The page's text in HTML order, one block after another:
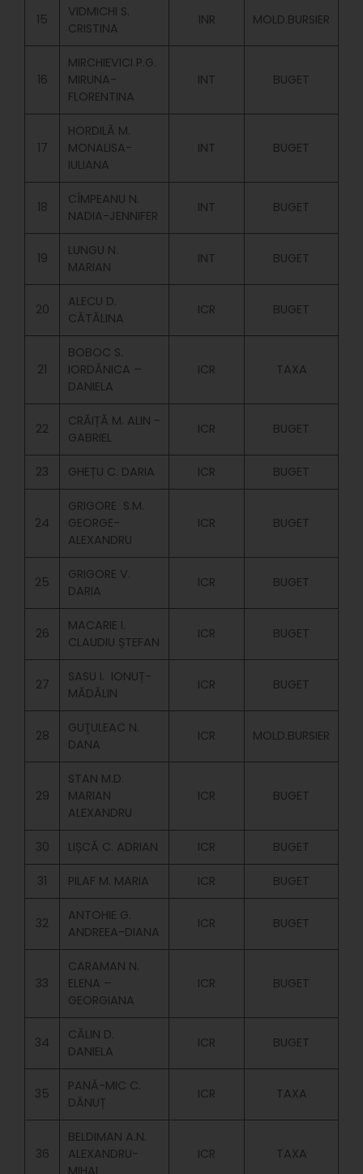
15
VIDMICHI S.
CRISTINA
INR MOLD.BURSIER
16
MIRCHIEVICI P.G.
MIRUNA-
FLORENTINA
INT BUGET
17
HORDILĂ M.
MONALISA-
IULIANA
INT BUGET
18
CÎMPEANU N.
NADIA-JENNIFER
INT BUGET
19
LUNGU N.
MARIAN
INT BUGET
20
ALECU D.
CĂTĂLINA
ICR BUGET
21
BOBOC S.
IORDĂNICA –
DANIELA
ICR TAXA
22
CRĂIȚĂ M. ALIN -
GABRIEL
ICR BUGET
23 GHEȚU C. DARIA ICR BUGET
24
GRIGORE S.M.
GEORGE-
ALEXANDRU
ICR BUGET
25
GRIGORE V.
DARIA
ICR BUGET
26
MACARIE I.
CLAUDIU ȘTEFAN
ICR BUGET
27
SASU I. IONUȚ-
MĂDĂLIN
ICR BUGET
28
GUŢULEAC N.
DANA
ICR MOLD.BURSIER
29
STAN M.D.
MARIAN
ALEXANDRU
ICR BUGET
30 LIȘCĂ C. ADRIAN ICR BUGET
31 PILAF M. MARIA ICR BUGET
32
ANTOHIE G.
ANDREEA-DIANA
ICR BUGET
33
CARAMAN N.
ELENA –
GEORGIANA
ICR BUGET
34
CĂLIN D.
DANIELA
ICR BUGET
35
PANĂ-MIC C.
DĂNUȚ
ICR TAXA
36
BELDIMAN A.N.
ALEXANDRU-
ICR TAXA